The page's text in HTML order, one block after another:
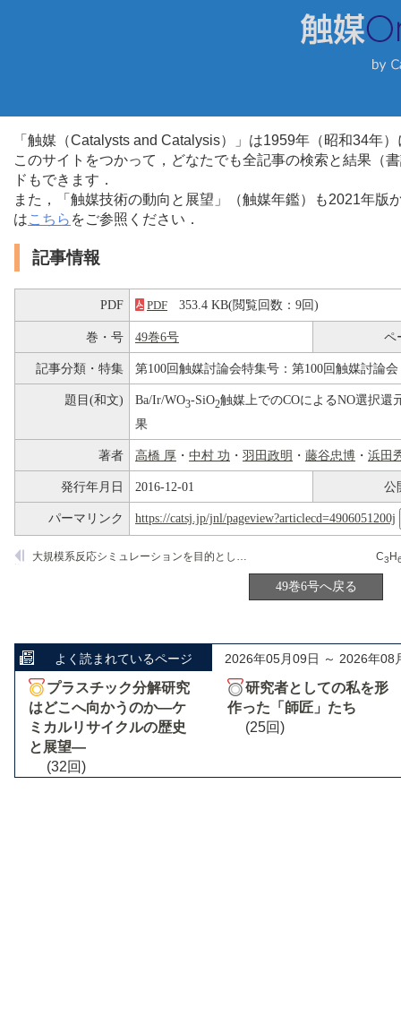
「触媒（Catalysts and Catalysis）」は1959年（昭和34年
このサイトをつかって，どなたでも全記事の検索と結果（
ドもできます．
また，「触媒技術の動向と展望」（触媒年鑑）も2021年
はこちら をご参照ください．
記事情報
PDF PDF 353.4 KB(閲覧回数：9回)
巻・号 49巻6号 ペ
記事分類・特集 第100回触媒討論会特集号：第100回触媒討論会
題目(和文) Ba/Ir/WO3-SiO2触媒上でのCOによるNO選択還
果
著者 高橋 厚 ・ 中村 功 ・ 羽田政明 ・ 藤谷忠博 ・ 浜田
発行年月日 2016-12-01 公
パーマリンク https://catsj.jp/jnl/pageview?articlecd=4906051200j
C3 H
大規模系反応シミュレーションを目的とした時間発展加速化分子動力学法の開発
49巻6号へ戻る
よく読まれているページ 2026年05月09日 ～ 2026年08
プラスチック分解研究
はどこへ向かうのか―ケ
ミカルリサイクルの歴史
と展望―
(32回)
研究者としての私を形
作った「師匠」たち
(25回)